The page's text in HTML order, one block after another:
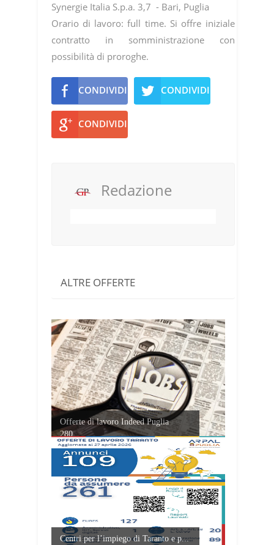
Synergie Italia S.p.a. 3,7 - Bari, Puglia
Orario di lavoro: full time. Si offre iniziale
contratto in somministrazione con
possibilità di proroghe.
CONDIVIDI CONDIVIDI
CONDIVIDI
Redazione
ALTRE OFFERTE
Offerte di lavoro Indeed Puglia
280...
Centri per l’impiego di Taranto e p...